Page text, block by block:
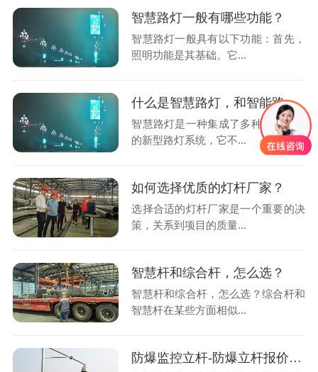
智慧路灯一般有哪些功能？
智慧路灯一般具有以下功能：首先，
照明功能是其基础。它...
什么是智慧路灯，和智能路灯有有什么区别
智慧路灯是一种集成了多种先进技术
的新型路灯系统，它不...
如何选择优质的灯杆厂家？
选择合适的灯杆厂家是一个重要的决
策，关系到项目的质量...
智慧杆和综合杆，怎么选？
智慧杆和综合杆，怎么选？综合杆和
智慧杆在某些方面相似...
防爆监控立杆-防爆立杆报价-四川防爆监控杆厂家